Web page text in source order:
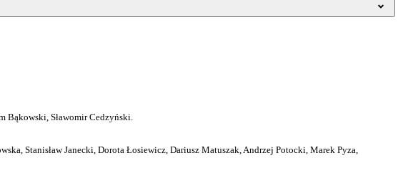
Bąkowski, Sławomir Cedzyński.
Stanisław Janecki, Dorota Łosiewicz, Dariusz Matuszak, Andrzej Potocki, Marek Pyza,